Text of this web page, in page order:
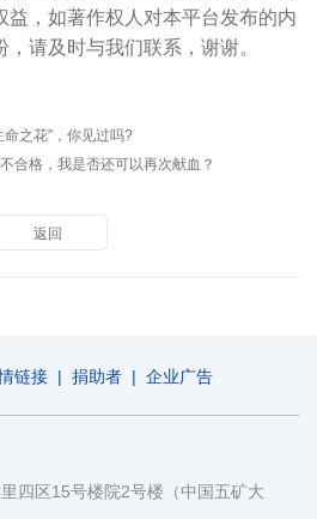
益，如著作权人对本平台发布的内
请及时与我们联系，谢谢。
之花”，你见过吗?
合格，我是否还可以再次献血？
返回
链接 | 捐助者 | 企业广告
四区15号楼院2号楼（中国五矿大